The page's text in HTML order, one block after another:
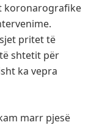
koronarografike
pritet të
shtetit për
ka vepra
marr pjesë